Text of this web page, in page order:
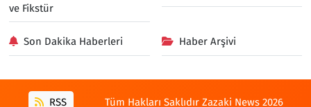
ve Fikstür
Son Dakika Haberleri Haber Arşivi
RSS Tüm Hakları Saklıdır Zazaki News 2026